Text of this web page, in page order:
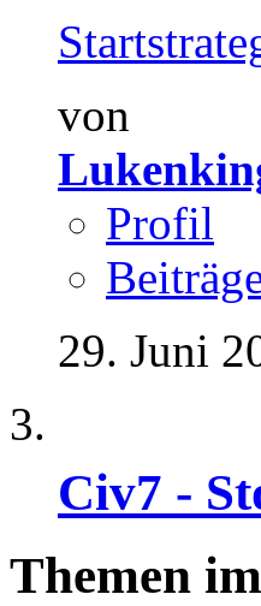
von
Profil
29. Juni
Civ7 -
Themen